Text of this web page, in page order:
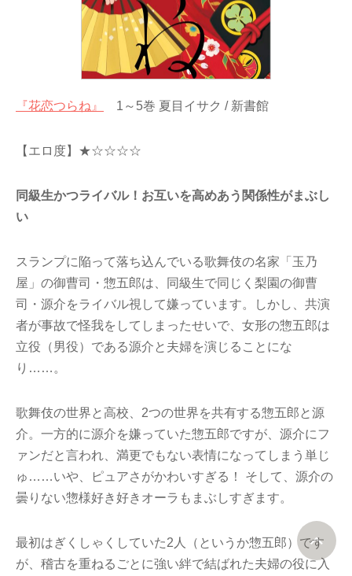
『花恋つらね』 1～5巻 夏目イサク / 新書館
【エロ度】★☆☆☆☆
同級生かつライバル！お互いを高めあう関係性がまぶし
い
スランプに陥って落ち込んでいる歌舞伎の名家「玉乃
屋」の御曹司・惣五郎は、同級生で同じく梨園の御曹
司・源介をライバル視して嫌っています。しかし、共演
者が事故で怪我をしてしまったせいで、女形の惣五郎は
立役（男役）である源介と夫婦を演じることにな
り……。
歌舞伎の世界と高校、2つの世界を共有する惣五郎と源
介。一方的に源介を嫌っていた惣五郎ですが、源介にフ
ァンだと言われ、満更でもない表情になってしまう単じ
ゅ……いや、ピュアさがかわいすぎる！ そして、源介の
曇りない惣様好き好きオーラもまぶしすぎます。
最初はぎくしゃくしていた2人（というか惣五郎）です
が、稽古を重ねるごとに強い絆で結ばれた夫婦の役に入